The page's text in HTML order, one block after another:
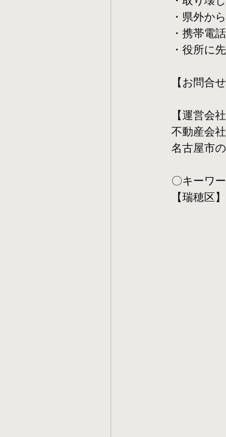
・県外か
・携帯電
・役所に
【お問合
【運営会社
不動産会
名古屋市
〇キーワ
【瑞穂区